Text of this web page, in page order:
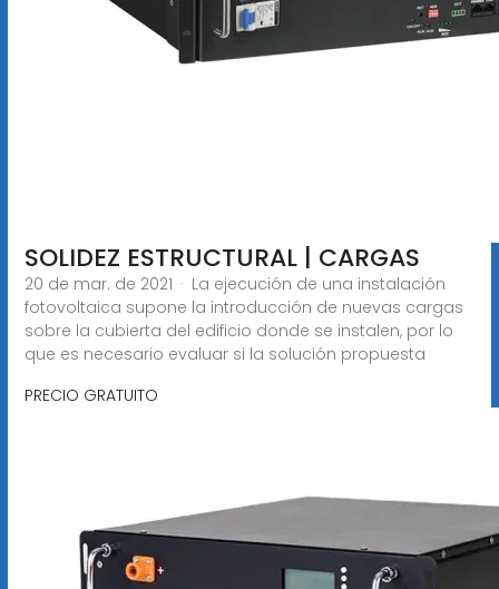
SOLIDEZ ESTRUCTURAL | CARGAS
20 de mar. de 2021 · La ejecución de una instalación
fotovoltaica supone la introducción de nuevas cargas
sobre la cubierta del edificio donde se instalen, por lo
que es necesario evaluar si la solución propuesta
PRECIO GRATUITO